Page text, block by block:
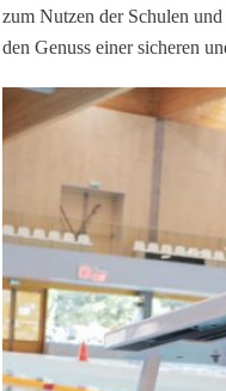
zum Nutzen der Schulen
den Genuss einer sicheren